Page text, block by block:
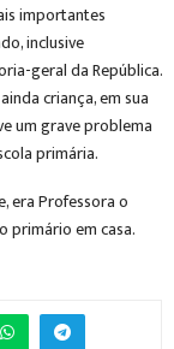
importantes
inclusive
geral da República.
criança, em sua
um grave problema
primária.
era Professora o
primário em casa.